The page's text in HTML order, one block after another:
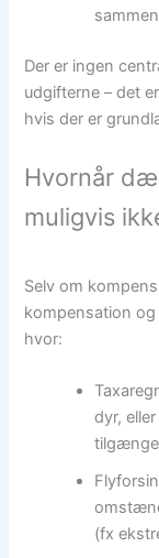
Der er ingen
udgifterne – det
hvis der er
Hvornår
muligvis
Selv om
kompensation og
hvor:
dyr,
(fx